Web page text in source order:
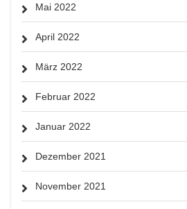
Mai 2022
April 2022
März 2022
Februar 2022
Januar 2022
Dezember 2021
November 2021